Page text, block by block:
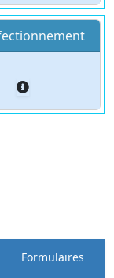
Formulaires